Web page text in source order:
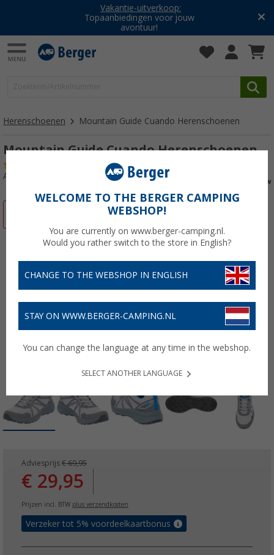
Vakantie-uitverkoop:
Topaanbiedingen voor jouw
avontuur!
Herenschoenen Mountain Guide Cuando Herenschoenen
Mountain Guide Cuando Herenschoenen
Artikelnr: 68130245
Adviesprijs € 69,95
€ 29,95
Prijzen incl. BTW plus verzendkosten
Verzeker tot 5% voordeelkaartbonus
WELCOME TO THE BERGER CAMPING
WEBSHOP!
You are currently on www.berger-camping.nl.
Would you rather switch to the store in English?
CHANGE TO THE WEBSHOP IN ENGLISH
STAY ON WWW.BERGER-CAMPING.NL
You can change the language at any time in the webshop.
SELECT ANOTHER LANGUAGE